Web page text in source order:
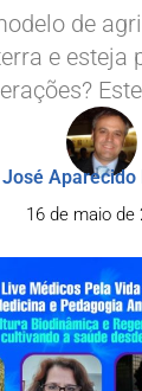
de
e esteja
José Aparecido
16 de maio de